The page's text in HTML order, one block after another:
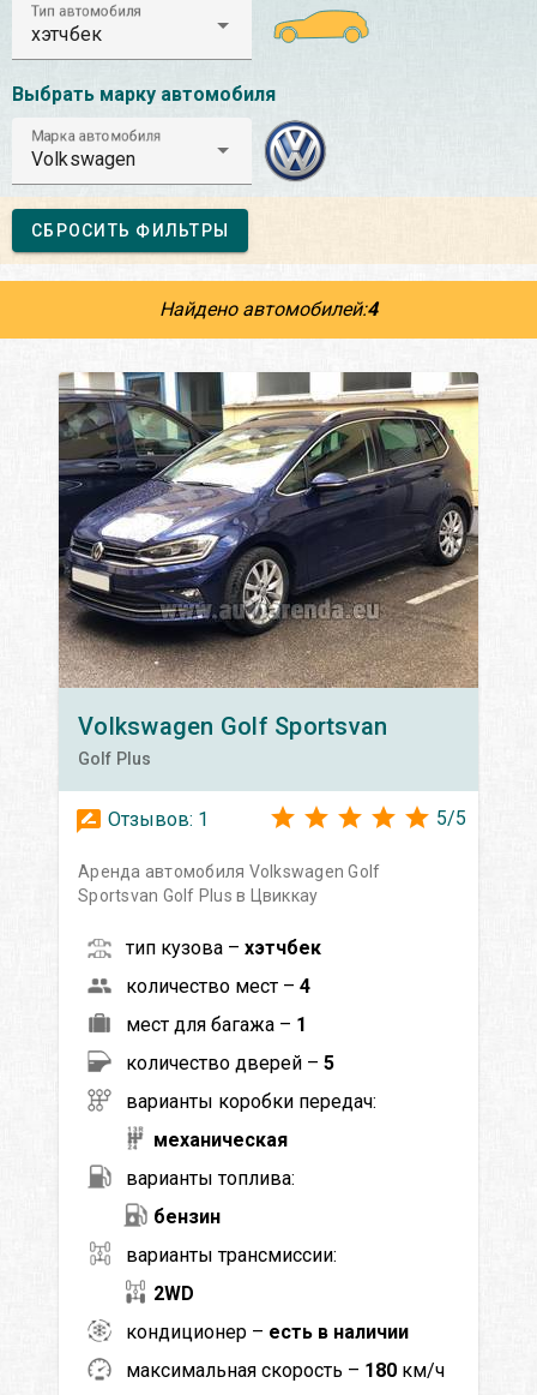
Тип автомобиля
хэтчбек
Выбрать марку автомобиля
Марка автомобиля
Volkswagen
СБРОСИТЬ ФИЛЬТРЫ
Найдено автомобилей:4
Volkswagen Golf Sportsvan
Golf Plus
Отзывов: 1 5/5
Аренда автомобиля Volkswagen Golf
Sportsvan Golf Plus в Цвиккау
тип кузова – хэтчбек
количество мест – 4
мест для багажа – 1
количество дверей – 5
варианты коробки передач:
механическая
варианты топлива:
бензин
варианты трансмиссии:
2WD
кондиционер – есть в наличии
максимальная скорость – 180 км/ч